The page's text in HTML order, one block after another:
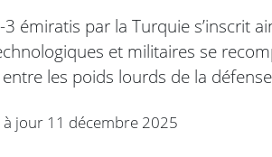
émiratis par la Turquie s’inscrit
et militaires se
les poids lourds de la
à jour 11 décembre 2025